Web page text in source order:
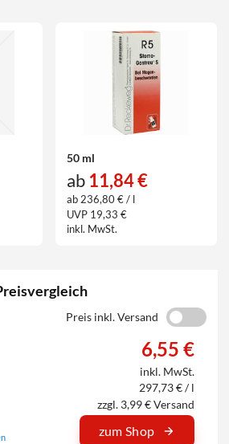
50 ml
ab 11,84 €
ab 236,80 € / l
UVP 19,33 €
inkl. MwSt.
Preis inkl. Versand
6,55 €
inkl. MwSt.
297,73 € / l
zzgl. 3,99 € Versand
zum Shop